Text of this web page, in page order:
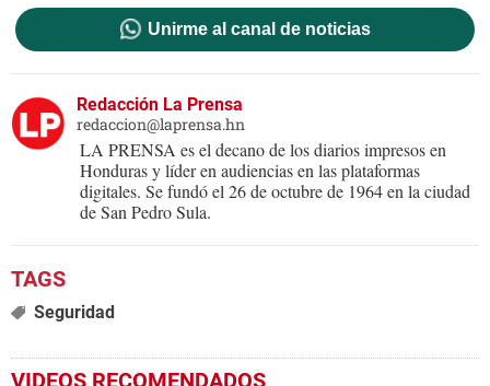
Unirme al canal de noticias
Redacción La Prensa
redaccion@laprensa.hn
LA PRENSA es el decano de los diarios impresos en
Honduras y líder en audiencias en las plataformas
digitales. Se fundó el 26 de octubre de 1964 en la ciudad
de San Pedro Sula.
Seguridad